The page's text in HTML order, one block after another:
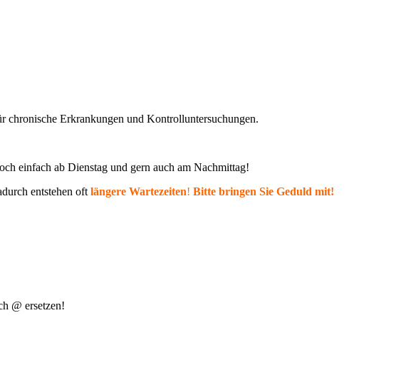
chronische Erkrankungen und Kontrolluntersuchungen.
einfach ab Dienstag und gern auch am Nachmittag!
entstehen oftlängere Wartezeiten! Bitte bringen Sie Geduld mit!
@ ersetzen!